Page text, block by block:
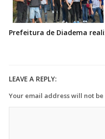
Prefeitura de Diadema
LEAVE A REPLY:
Your email address will not